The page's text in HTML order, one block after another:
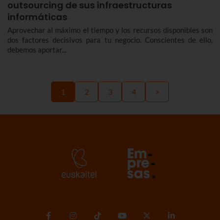
outsourcing de sus infraestructuras
informáticas
Aprovechar al máximo el tiempo y los recursos disponibles son
dos factores decisivos para tu negocio. Conscientes de ello,
debemos aportar...
1 2 3 4 >